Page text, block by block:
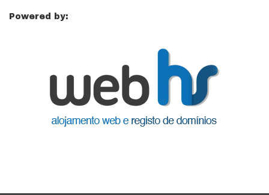
Powered by: